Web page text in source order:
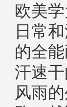
欧美
日常
的全
汗速
风雨